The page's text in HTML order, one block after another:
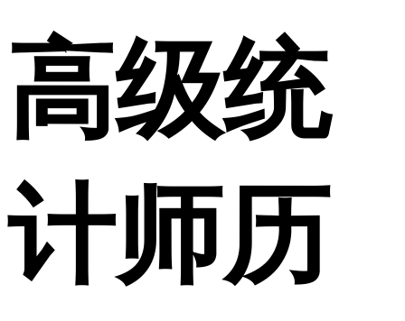
高级统
计师历